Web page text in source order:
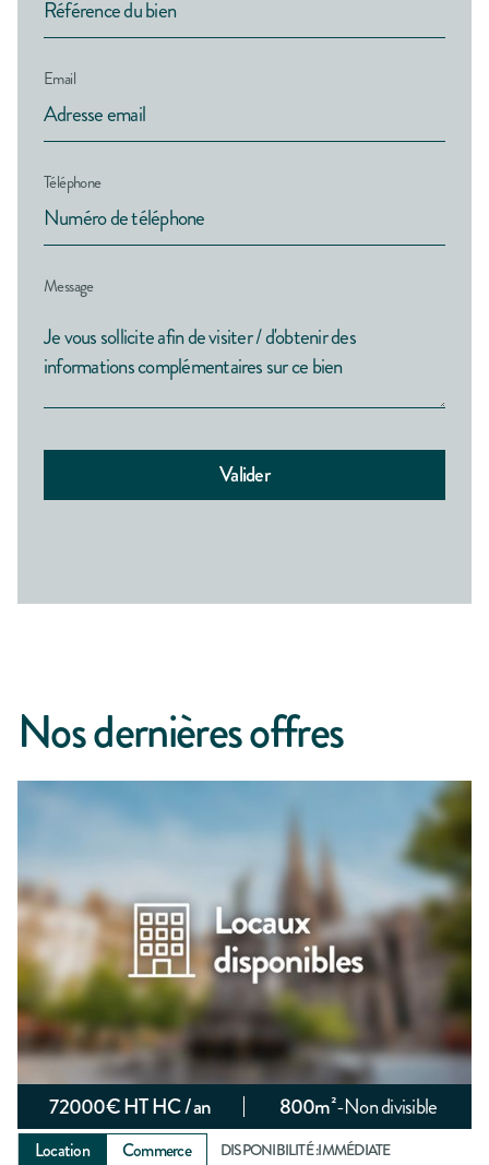
Email
Téléphone
Message
Nos dernières offres
72000€ HT HC / an 800m²-Non divisible
Location Commerce DISPONIBILITÉ :IMMÉDIATE